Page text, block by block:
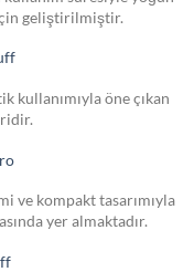
geliştirilmiştir.
kullanımıyla öne çıkan
ve kompakt tasarımıyla
yer almaktadır.